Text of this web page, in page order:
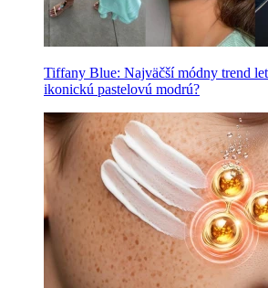
Tiffany Blue: Najväčší módny trend
ikonickú pastelovú modrú?